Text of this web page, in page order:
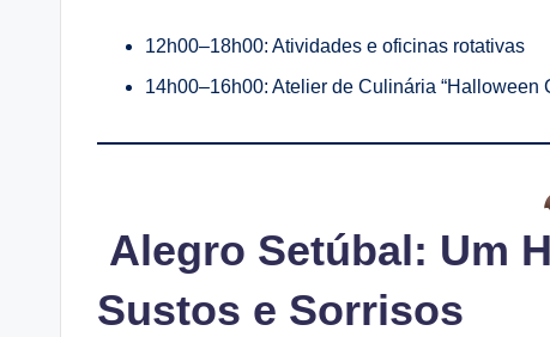
12h00–18h00: Atividades e oficinas rotativas
14h00–16h00: Atelier de Culinária “Halloween
Alegro Setúbal: Um
Sustos e Sorrisos